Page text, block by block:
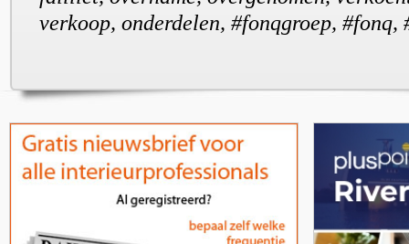
verkoop, onderdelen, #fonqgroep, #fonq,